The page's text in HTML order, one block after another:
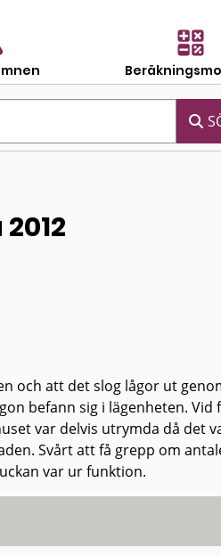
och att det slog lågor ut
befann sig i lägenheten.
var delvis utrymda då det
Svårt att få grepp om
var ur funktion.